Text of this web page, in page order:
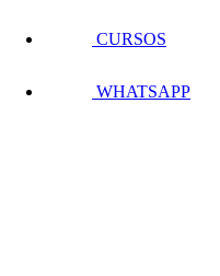
CURSOS
WHATSAPP